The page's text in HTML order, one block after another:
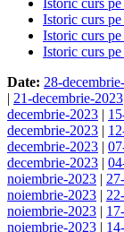
Istoric curs
Istoric curs
Istoric curs
Istoric curs
Date: 28-
| 21-decembrie-2023
decembrie-2023 |
decembrie-2023 |
decembrie-2023 |
decembrie-2023 |
noiembrie-2023 |
noiembrie-2023 |
noiembrie-2023 |
noiembrie-2023 |